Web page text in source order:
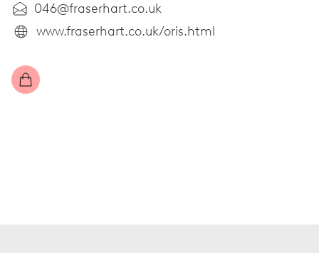
046@fraserhart.co.uk
www.fraserhart.co.uk/oris.html